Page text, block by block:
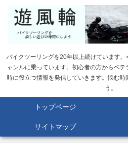
バイクツーリングを20年以上続けています
ャンルに乗っています。初心者の方からベ
時に役立つ情報を発信していきます。悩む時
う。
トップページ
サイトマップ